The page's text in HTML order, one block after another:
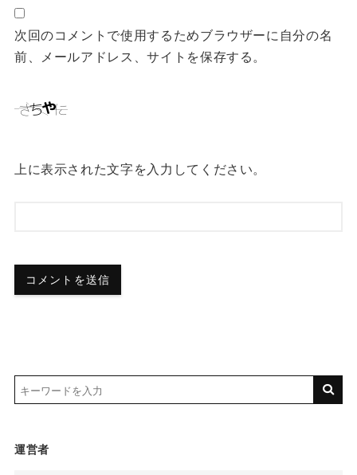
次回のコメントで使用するためブラウザーに自分の名
前、メールアドレス、サイトを保存する。
上に表示された文字を入力してください。
運営者